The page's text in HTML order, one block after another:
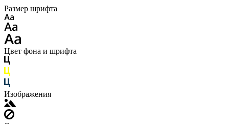
Размер шрифта
Цвет фона и шрифта
Изображения